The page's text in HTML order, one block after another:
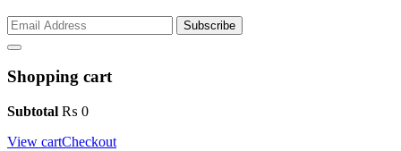
Subscribe
Shopping cart
Subtotal ₨ 0
View cartCheckout